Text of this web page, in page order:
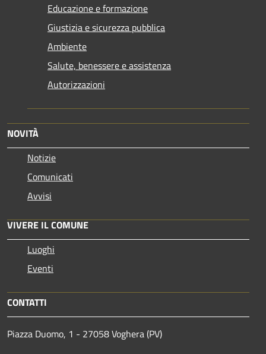
Educazione e formazione
Giustizia e sicurezza pubblica
Ambiente
Salute, benessere e assistenza
Autorizzazioni
NOVITÀ
Notizie
Comunicati
Avvisi
VIVERE IL COMUNE
Luoghi
Eventi
CONTATTI
Piazza Duomo, 1 - 27058 Voghera (PV)